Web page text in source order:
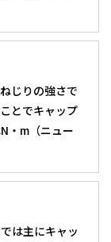
じりの強さで
とでキャップ
・m（ニュー
は主にキャッ